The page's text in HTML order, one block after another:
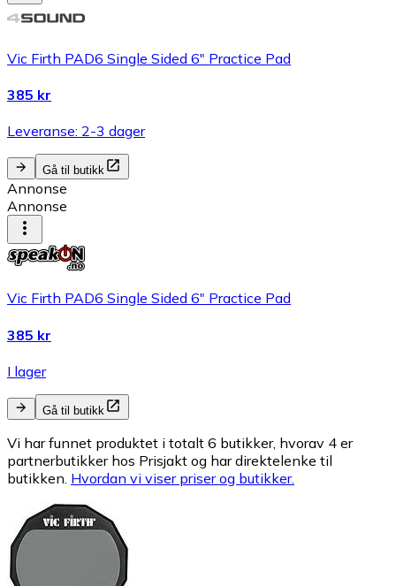
Vic Firth PAD6 Single Sided 6" Practice Pad
385 kr
Leveranse: 2-3 dager
Gå til butikk
Annonse
Annonse
Vic Firth PAD6 Single Sided 6" Practice Pad
385 kr
I lager
Gå til butikk
Vi har funnet produktet i totalt 6 butikker, hvorav 4 er
partnerbutikker hos Prisjakt og har direktelenke til
butikken. Hvordan vi viser priser og butikker.